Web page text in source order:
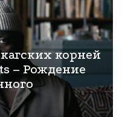
корней
– Рождение